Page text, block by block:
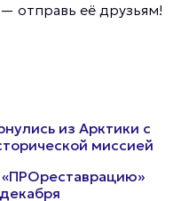
отправь её друзьям!
из Арктики с
миссией